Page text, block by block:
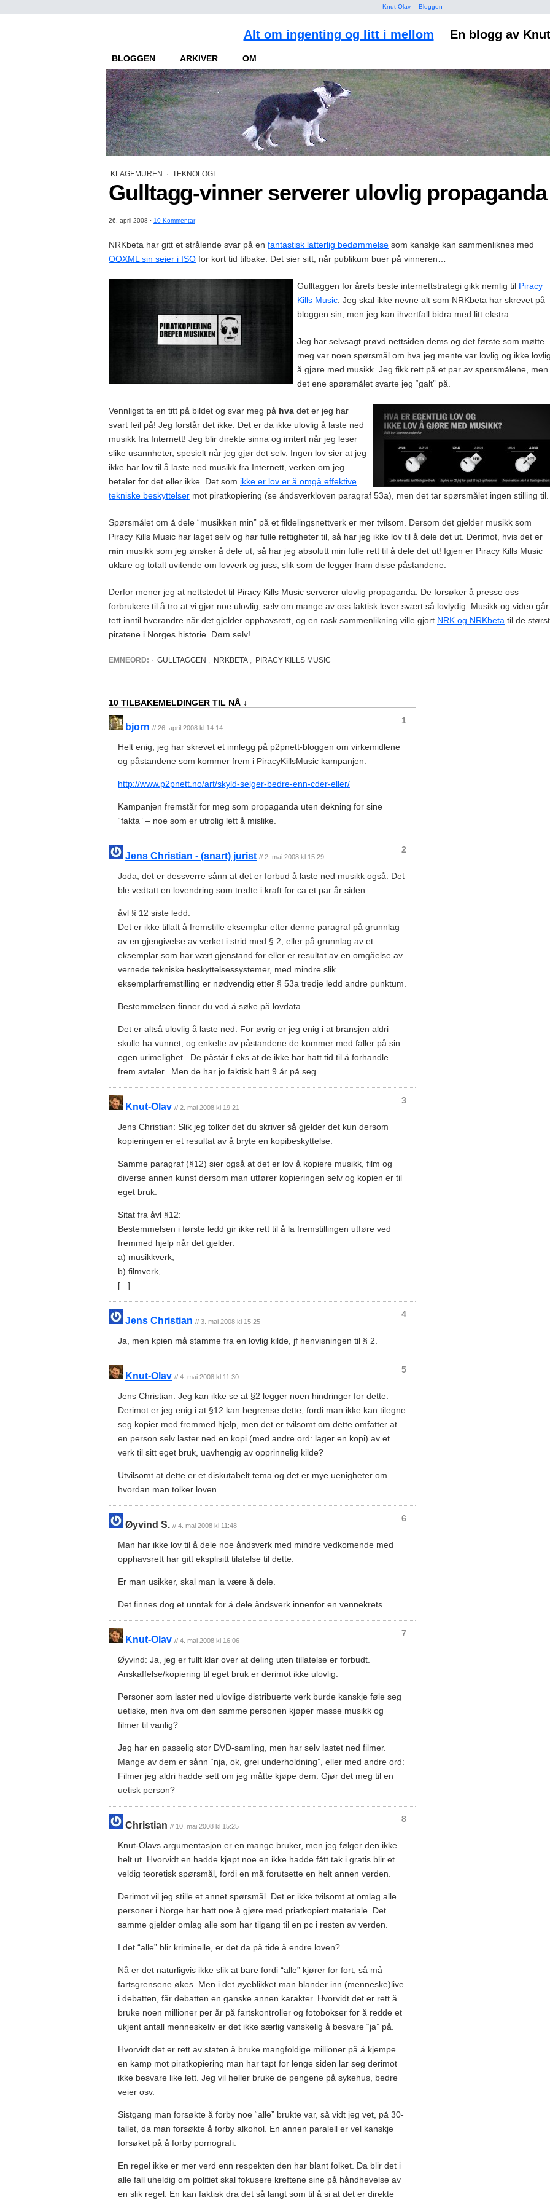
Knut-Olav Bloggen
Alt om ingenting og litt i mellom En blogg av
BLOGGEN ARKIVER OM
KLAGEMUREN · TEKNOLOGI
Gulltagg-vinner serverer ulovlig propaganda
26. april 2008 · 10 Kommentar
NRKbeta har gitt et strålende svar på en fantastisk latterlig bedømmelse som kanskje kan sammenliknes med
OOXML sin seier i ISO for kort tid tilbake. Det sier sitt, når publikum buer på vinneren…
Gulltaggen for årets beste internettstrategi gikk nemlig til Piracy
Kills Music . Jeg skal ikke nevne alt som NRKbeta har skrevet på
bloggen sin, men jeg kan ihvertfall bidra med litt ekstra.
Jeg har selvsagt prøvd nettsiden dems og det første som møtte
meg var noen spørsmål om hva jeg mente var lovlig og ikke
å gjøre med musikk. Jeg fikk rett på et par av spørsmålene, men
det ene spørsmålet svarte jeg “galt” på.
Vennligst ta en titt på bildet og svar meg på hva det er jeg har
svart feil på! Jeg forstår det ikke. Det er da ikke ulovlig å laste ned
musikk fra Internett! Jeg blir direkte sinna og irritert når jeg leser
slike usannheter, spesielt når jeg gjør det selv. Ingen lov sier at jeg
ikke har lov til å laste ned musikk fra Internett, verken om jeg
betaler for det eller ikke. Det som ikke er lov er å omgå effektive
tekniske beskyttelser mot piratkopiering (se åndsverkloven paragraf 53a), men det tar spørsmålet ingen stilling til.
Spørsmålet om å dele “musikken min” på et fildelingsnettverk er mer tvilsom. Dersom det gjelder musikk som
Piracy Kills Music har laget selv og har fulle rettigheter til, så har jeg ikke lov til å dele det ut. Derimot, hvis det er
min musikk som jeg ønsker å dele ut, så har jeg absolutt min fulle rett til å dele det ut! Igjen er Piracy Kills Music
uklare og totalt uvitende om lovverk og juss, slik som de legger fram disse påstandene.
Derfor mener jeg at nettstedet til Piracy Kills Music serverer ulovlig propaganda. De forsøker å presse oss
forbrukere til å tro at vi gjør noe ulovlig, selv om mange av oss faktisk lever svært så lovlydig. Musikk og video går
tett inntil hverandre når det gjelder opphavsrett, og en rask sammenlikning ville gjort NRK og NRKbeta til de
piratene i Norges historie. Døm selv!
EMNEORD: · GULLTAGGEN NRKBETA PIRACY KILLS MUSIC
10 TILBAKEMELDINGER TIL NÅ ↓
1
bjorn // 26. april 2008 kl 14:14
Helt enig, jeg har skrevet et innlegg på p2pnett-bloggen om virkemidlene
og påstandene som kommer frem i PiracyKillsMusic kampanjen:
http://www.p2pnett.no/art/skyld-selger-bedre-enn-cder-eller/
Kampanjen fremstår for meg som propaganda uten dekning for sine
“fakta” – noe som er utrolig lett å mislike.
2
Jens Christian - (snart) jurist // 2. mai 2008 kl 15:29
Joda, det er dessverre sånn at det er forbud å laste ned musikk også. Det
ble vedtatt en lovendring som tredte i kraft for ca et par år siden.
åvl § 12 siste ledd:
Det er ikke tillatt å fremstille eksemplar etter denne paragraf på grunnlag
av en gjengivelse av verket i strid med § 2, eller på grunnlag av et
eksemplar som har vært gjenstand for eller er resultat av en omgåelse av
vernede tekniske beskyttelsessystemer, med mindre slik
eksemplarfremstilling er nødvendig etter § 53a tredje ledd andre punktum.
Bestemmelsen finner du ved å søke på lovdata.
Det er altså ulovlig å laste ned. For øvrig er jeg enig i at bransjen aldri
skulle ha vunnet, og enkelte av påstandene de kommer med faller på sin
egen urimelighet.. De påstår f.eks at de ikke har hatt tid til å forhandle
frem avtaler.. Men de har jo faktisk hatt 9 år på seg.
3
Knut-Olav // 2. mai 2008 kl 19:21
Jens Christian: Slik jeg tolker det du skriver så gjelder det kun dersom
kopieringen er et resultat av å bryte en kopibeskyttelse.
Samme paragraf (§12) sier også at det er lov å kopiere musikk, film og
diverse annen kunst dersom man utfører kopieringen selv og kopien er til
eget bruk.
Sitat fra åvl §12:
Bestemmelsen i første ledd gir ikke rett til å la fremstillingen utføre ved
fremmed hjelp når det gjelder:
a) musikkverk,
b) filmverk,
[...]
4
Jens Christian // 3. mai 2008 kl 15:25
Ja, men kpien må stamme fra en lovlig kilde, jf henvisningen til § 2.
5
Knut-Olav // 4. mai 2008 kl 11:30
Jens Christian: Jeg kan ikke se at §2 legger noen hindringer for dette.
Derimot er jeg enig i at §12 kan begrense dette, fordi man ikke kan tilegne
seg kopier med fremmed hjelp, men det er tvilsomt om dette omfatter at
en person selv laster ned en kopi (med andre ord: lager en kopi) av et
verk til sitt eget bruk, uavhengig av opprinnelig kilde?
Utvilsomt at dette er et diskutabelt tema og det er mye uenigheter om
hvordan man tolker loven…
6
Øyvind S. // 4. mai 2008 kl 11:48
Man har ikke lov til å dele noe åndsverk med mindre vedkomende med
opphavsrett har gitt eksplisitt tilatelse til dette.
Er man usikker, skal man la være å dele.
Det finnes dog et unntak for å dele åndsverk innenfor en vennekrets.
7
Knut-Olav // 4. mai 2008 kl 16:06
Øyvind: Ja, jeg er fullt klar over at deling uten tillatelse er forbudt.
Anskaffelse/kopiering til eget bruk er derimot ikke ulovlig.
Personer som laster ned ulovlige distribuerte verk burde kanskje føle seg
uetiske, men hva om den samme personen kjøper masse musikk og
filmer til vanlig?
Jeg har en passelig stor DVD-samling, men har selv lastet ned filmer.
Mange av dem er sånn “nja, ok, grei underholdning”, eller med andre ord:
Filmer jeg aldri hadde sett om jeg måtte kjøpe dem. Gjør det meg til en
uetisk person?
8
Christian // 10. mai 2008 kl 15:25
Knut-Olavs argumentasjon er en mange bruker, men jeg følger den ikke
helt ut. Hvorvidt en hadde kjøpt noe en ikke hadde fått tak i gratis blir et
veldig teoretisk spørsmål, fordi en må forutsette en helt annen verden.
Derimot vil jeg stille et annet spørsmål. Det er ikke tvilsomt at omlag alle
personer i Norge har hatt noe å gjøre med priatkopiert materiale. Det
samme gjelder omlag alle som har tilgang til en pc i resten av verden.
I det “alle” blir kriminelle, er det da på tide å endre loven?
Nå er det naturligvis ikke slik at bare fordi “alle” kjører for fort, så må
fartsgrensene økes. Men i det øyeblikket man blander inn (menneske)live
i debatten, får debatten en ganske annen karakter. Hvorvidt det er rett å
bruke noen millioner per år på fartskontroller og fotobokser for å redde et
ukjent antall menneskeliv er det ikke særlig vanskelig å besvare “ja” på.
Hvorvidt det er rett av staten å bruke mangfoldige millioner på å kjempe
en kamp mot piratkopiering man har tapt for lenge siden lar seg derimot
ikke besvare like lett. Jeg vil heller bruke de pengene på sykehus, bedre
veier osv.
Sistgang man forsøkte å forby noe “alle” brukte var, så vidt jeg vet, på 30-
tallet, da man forsøkte å forby alkohol. En annen paralell er vel kanskje
forsøket på å forby pornografi.
En regel ikke er mer verd enn respekten den har blant folket. Da blir det i
alle fall uheldig om politiet skal fokusere kreftene sine på håndhevelse av
en slik regel. En kan faktisk dra det så langt som til å si at det er direkte